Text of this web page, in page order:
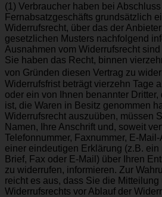
(1) Verbraucher haben bei
Fernabsatzgeschäfts grundsätzlich
Widerrufsrecht, über das der
gesetzlichen Musters nachfolgend
Ausnahmen vom Widerrufsrecht
Sie haben das Recht, binnen
von Gründen diesen Vertrag zu
Widerrufsfrist beträgt vierzehn Tage
oder ein von Ihnen benannter
ist, die Waren in Besitz genommen
Widerrufsrecht auszuüben, müssen
Namen, Ihre Anschrift und, soweit
Telefonnummer, Faxnummer, E-
einer eindeutigen Erklärung (z.B.
Brief, Fax oder E-Mail) über Ihren
zu widerrufen, informieren. Zur
reicht es aus, dass Sie die
Widerrufsrechts vor Ablauf der